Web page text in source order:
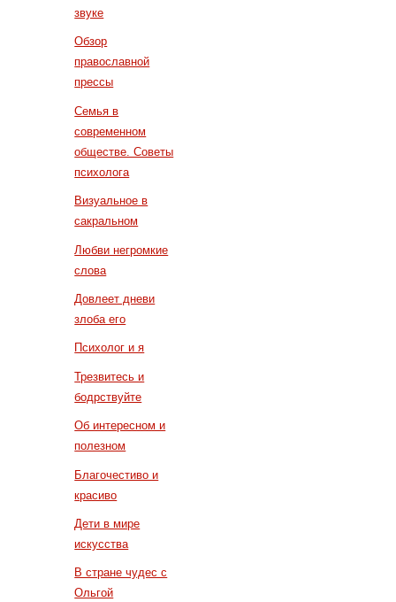
звуке
Обзор
православной
прессы
Семья в
современном
обществе. Советы
психолога
Визуальное в
сакральном
Любви негромкие
слова
Довлеет дневи
злоба его
Психолог и я
Трезвитесь и
бодрствуйте
Об интересном и
полезном
Благочестиво и
красиво
Дети в мире
искусства
В стране чудес с
Ольгой